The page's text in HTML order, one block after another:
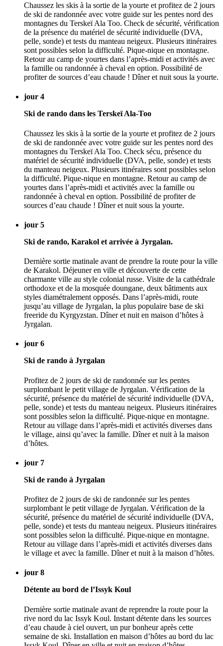
Chaussez les skis à la sortie de la yourte et profitez de 2 jours
de ski de randonnée avec votre guide sur les pentes nord des
montagnes du Terskeï Ala Too. Check de sécurité, vérification
de la présence du matériel de sécurité individuelle (DVA,
pelle, sonde) et tests du manteau neigeux. Plusieurs itinéraires
sont possibles selon la difficulté. Pique-nique en montagne.
Retour au camp de yourtes dans l’après-midi et activités avec
la famille ou randonnée à cheval en option. Possibilité de
profiter de sources d’eau chaude ! Dîner et nuit sous la yourte.
jour 4
Ski de rando dans les Terskeï Ala-Too
Chaussez les skis à la sortie de la yourte et profitez de 2 jours
de ski de randonnée avec votre guide sur les pentes nord des
montagnes du Terskeï Ala Too. Check sécu, présence du
matériel de sécurité individuelle (DVA, pelle, sonde) et tests
du manteau neigeux. Plusieurs itinéraires sont possibles selon
la difficulté. Pique-nique en montagne. Retour au camp de
yourtes dans l’après-midi et activités avec la famille ou
randonnée à cheval en option. Possibilité de profiter de
sources d’eau chaude ! Dîner et nuit sous la yourte.
jour 5
Ski de rando, Karakol et arrivée à Jyrgalan.
Dernière sortie matinale avant de prendre la route pour la ville
de Karakol. Déjeuner en ville et découverte de cette
charmante ville au style colonial russe. Visite de la cathédrale
orthodoxe et de la mosquée doungane, deux bâtiments aux
styles diamétralement opposés. Dans l’après-midi, route
jusqu’au village de Jyrgalan, la plus populaire base de ski
freeride du Kyrgyzstan. Dîner et nuit en maison d’hôtes à
Jyrgalan.
jour 6
Ski de rando à Jyrgalan
Profitez de 2 jours de ski de randonnée sur les pentes
surplombant le petit village de Jyrgalan. Vérification de la
sécurité, présence du matériel de sécurité individuelle (DVA,
pelle, sonde) et tests du manteau neigeux. Plusieurs itinéraires
sont possibles selon la difficulté. Pique-nique en montagne.
Retour au village dans l’après-midi et activités diverses dans
le village, ainsi qu’avec la famille. Dîner et nuit à la maison
d’hôtes.
jour 7
Ski de rando à Jyrgalan
Profitez de 2 jours de ski de randonnée sur les pentes
surplombant le petit village de Jyrgalan. Vérification de la
sécurité, présence du matériel de sécurité individuelle (DVA,
pelle, sonde) et tests du manteau neigeux. Plusieurs itinéraires
sont possibles selon la difficulté. Pique-nique en montagne.
Retour au village dans l’après-midi et activités diverses dans
le village et avec la famille. Dîner et nuit à la maison d’hôtes.
jour 8
Détente au bord de l’Issyk Koul
Dernière sortie matinale avant de reprendre la route pour la
rive nord du lac Issyk Koul. Instant détente dans les sources
d’eau chaude à ciel ouvert, un pur bonheur après cette
semaine de ski. Installation en maison d’hôtes au bord du lac